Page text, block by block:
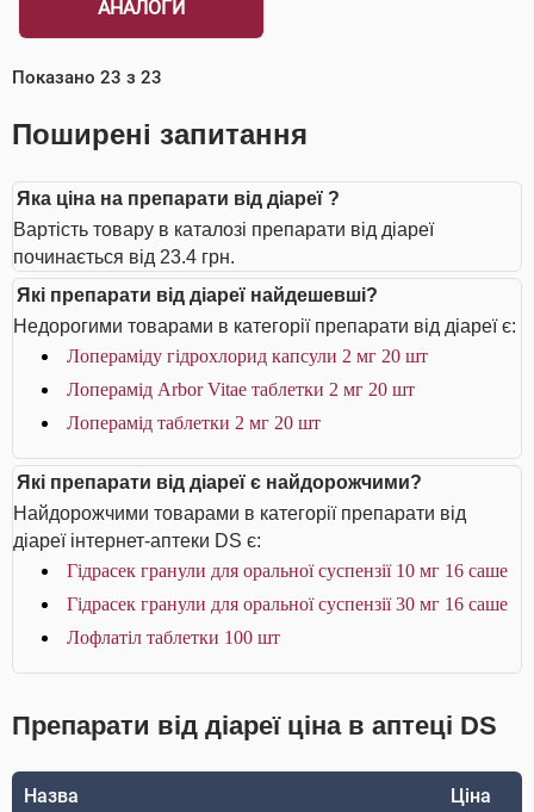
АНАЛОГИ
Показано 23 з 23
Поширені запитання
Яка ціна на препарати від діареї ?
Вартість товару в каталозі препарати від діареї
починається від 23.4 грн.
Які препарати від діареї найдешевші?
Недорогими товарами в категорії препарати від діареї є:
Лопераміду гідрохлорид капсули 2 мг 20 шт
Лоперамід Arbor Vitae таблетки 2 мг 20 шт
Лоперамід таблетки 2 мг 20 шт
Які препарати від діареї є найдорожчими?
Найдорожчими товарами в категорії препарати від
діареї інтернет-аптеки DS є:
Гідрасек гранули для оральної суспензії 10 мг 16 саше
Гідрасек гранули для оральної суспензії 30 мг 16 саше
Лофлатіл таблетки 100 шт
Препарати від діареї ціна в аптеці DS
Назва Ціна